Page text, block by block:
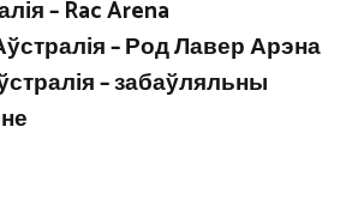
– ​​Rac Arena
– ​​Род Лавер Арэна
– ​​забаўляльны